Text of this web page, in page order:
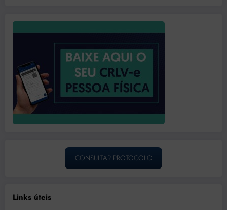
CONSULTAR PROTOCOLO
Links úteis